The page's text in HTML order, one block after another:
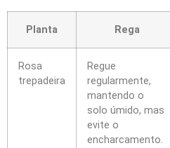
Planta Rega
Rosa
trepadeira
Regue
regularmente,
mantendo o
solo úmido, mas
evite o
encharcamento.